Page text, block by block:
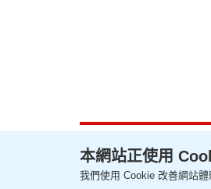
聯絡我們 關於我們 隱私政策
本網站正使用
我們使用 Cookie 改善網站